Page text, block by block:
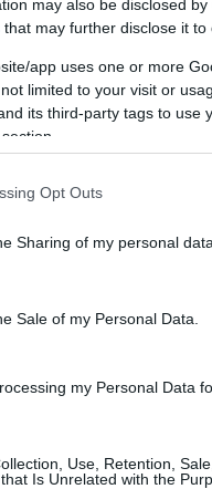
may also be disclosed
that may further disclose it to
app uses one or more
limited to your visit or
its third-party tags to use
Opt Outs
Sharing of my personal data.
Sale of my Personal Data.
my Personal Data
Use, Retention,
Is Unrelated with the
ore și jumătate, iar